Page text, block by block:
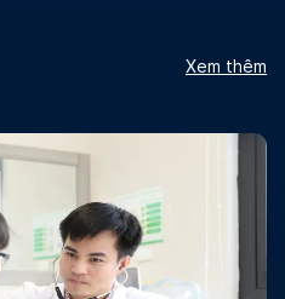
Xem thêm